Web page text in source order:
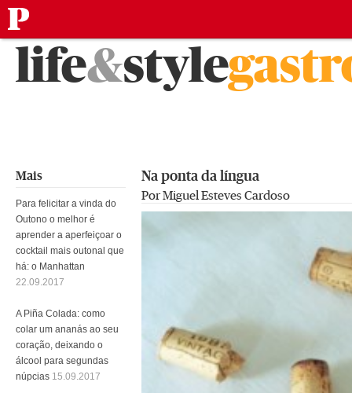
Saltarlife&style
Na ponta da língua
Por Miguel Esteves Cardoso
Mais
Para felicitar a vinda do
Outono o melhor é
aprender a aperfeiçoar o
cocktail mais outonal que
há: o Manhattan
22.09.2017
A Piña Colada: como
colar um ananás ao seu
coração, deixando o
álcool para segundas
núpcias 15.09.2017